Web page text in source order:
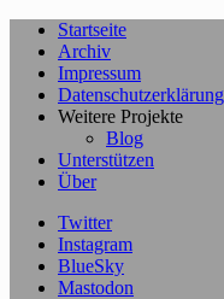
Startseite
Archiv
Impressum
Datenschutzerklärung
Weitere Projekte
Blog
Unterstützen
Über
Twitter
Instagram
BlueSky
Mastodon